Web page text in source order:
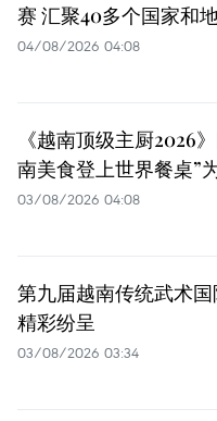
赛 汇聚40多个国家和
04/08/2026 04:08
《越南顶级主厨2026
南美食登上世界餐桌”
03/08/2026 04:08
第九届越南传统武术
精彩纷呈
03/08/2026 03:34